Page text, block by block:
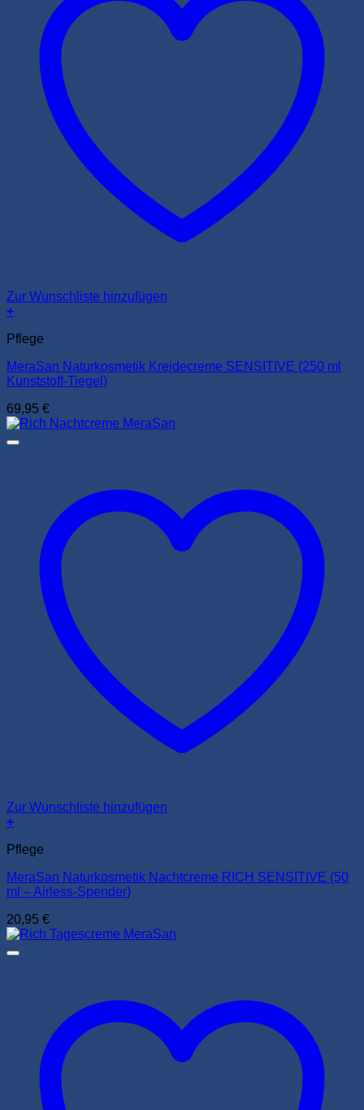
Zur Wunschliste hinzufügen
+
Pflege
MeraSan Naturkosmetik Kreidecreme SENSITIVE (250 ml
Kunststoff-Tiegel)
69,95 €
Zur Wunschliste hinzufügen
+
Pflege
MeraSan Naturkosmetik Nachtcreme RICH SENSITIVE (50
ml – Airless-Spender)
20,95 €